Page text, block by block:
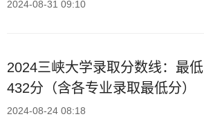
2024-08-31 09:10
2024三峡大学录取分数线：最低
432分（含各专业录取最低分）
2024-08-24 08:18